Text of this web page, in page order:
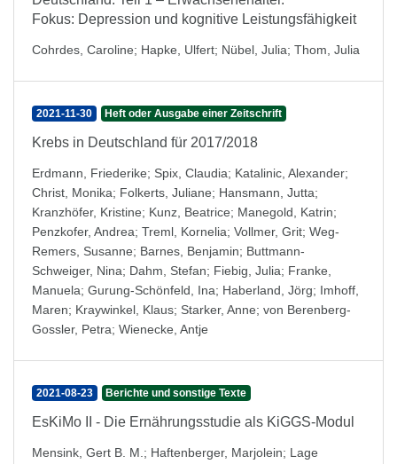
Fokus: Depression und kognitive Leistungsfähigkeit
Cohrdes, Caroline; Hapke, Ulfert; Nübel, Julia; Thom, Julia
2021-11-30 Heft oder Ausgabe einer Zeitschrift
Krebs in Deutschland für 2017/2018
Erdmann, Friederike; Spix, Claudia; Katalinic, Alexander;
Christ, Monika; Folkerts, Juliane; Hansmann, Jutta;
Kranzhöfer, Kristine; Kunz, Beatrice; Manegold, Katrin;
Penzkofer, Andrea; Treml, Kornelia; Vollmer, Grit; Weg-
Remers, Susanne; Barnes, Benjamin; Buttmann-
Schweiger, Nina; Dahm, Stefan; Fiebig, Julia; Franke,
Manuela; Gurung-Schönfeld, Ina; Haberland, Jörg; Imhoff,
Maren; Kraywinkel, Klaus; Starker, Anne; von Berenberg-
Gossler, Petra; Wienecke, Antje
2021-08-23 Berichte und sonstige Texte
EsKiMo II - Die Ernährungsstudie als KiGGS-Modul
Mensink, Gert B. M. ; Haftenberger, Marjolein; Lage